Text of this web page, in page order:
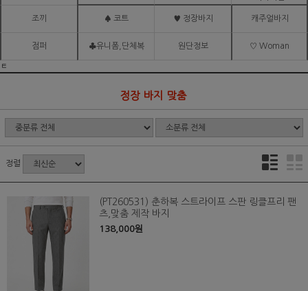
조끼 ♠ 코트 ♥ 정장바지 캐주얼바지
점퍼 ♣유니폼,단체복 원단정보 ♡ Woman
ㅌ
정장 바지 맞춤
정렬
(PT260531) 춘하복 스트라이프 스판 링클프리 팬
츠,맞춤 제작 바지
138,000원